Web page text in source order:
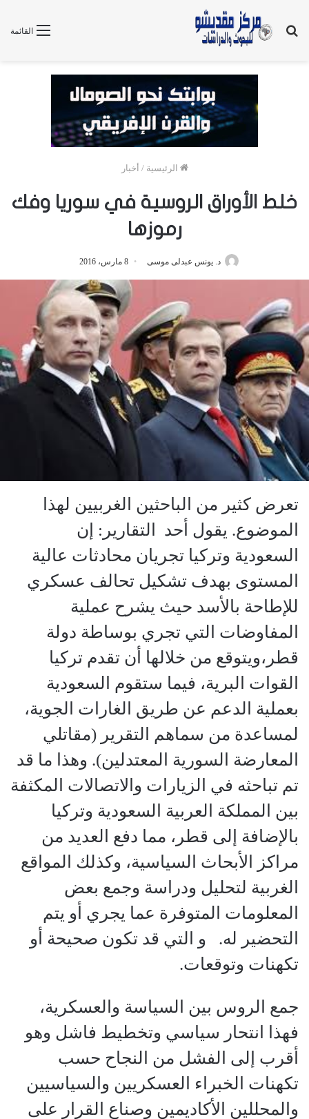
القائمة
بحث
الرئيسية / أخبار
خلط الأوراق الروسية في سوريا وفك
رموزها
د. يونس عبدلى موسى 8 مارس، 2016
تعرض كثير من الباحثين الغربيين لهذا
الموضوع. يقول أحد التقارير: إن
السعودية وتركيا تجريان محادثات عالية
المستوى بهدف تشكيل تحالف عسكري
للإطاحة بالأسد حيث يشرح عملية
المفاوضات التي تجري بوساطة دولة
قطر،ويتوقع من خلالها أن تقدم تركيا
القوات البرية، فيما ستقوم السعودية
بعملية الدعم عن طريق الغارات الجوية،
لمساعدة من سماهم التقرير (مقاتلي
المعارضة السورية المعتدلين). وهذا ما قد
تم تباحثه في الزيارات والاتصالات المكثفة
بين المملكة العربية السعودية وتركيا
بالإضافة إلى قطر، مما دفع العديد من
مراكز الأبحاث السياسية، وكذلك المواقع
الغربية لتحليل ودراسة وجمع بعض
المعلومات المتوفرة عما يجري أو يتم
التحضير له. و التي قد تكون صحيحة أو
تكهنات وتوقعات.
جمع الروس بين السياسة والعسكرية،
فهذا انتحار سياسي وتخطيط فاشل وهو
أقرب إلى الفشل من النجاح حسب
تكهنات الخبراء العسكريين والسياسيين
والمحللين الأكاديمين وصناع القرار على